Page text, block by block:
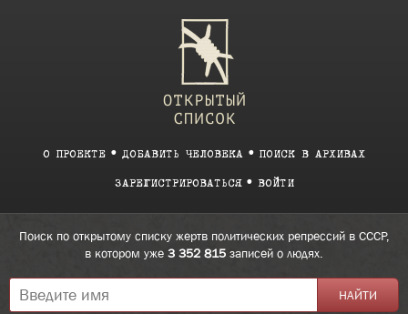
О ПРОЕКТЕ ДОБАВИТЬ ЧЕЛОВЕКА ПОИСК В АРХИВАХ
ЗАРЕГИСТРИРОВАТЬСЯ ВОЙТИ
Поиск по открытому списку жертв политических репрессий в СССР,
в котором уже 3 352 815 записей о людях.